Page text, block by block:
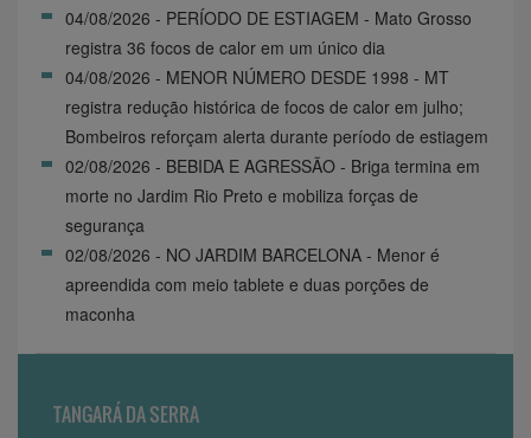
04/08/2026 - PERÍODO DE ESTIAGEM - Mato Grosso
registra 36 focos de calor em um único dia
04/08/2026 - MENOR NÚMERO DESDE 1998 - MT
registra redução histórica de focos de calor em julho;
Bombeiros reforçam alerta durante período de estiagem
02/08/2026 - BEBIDA E AGRESSÃO - Briga termina em
morte no Jardim Rio Preto e mobiliza forças de
segurança
02/08/2026 - NO JARDIM BARCELONA - Menor é
apreendida com meio tablete e duas porções de
maconha
TANGARÁ DA SERRA